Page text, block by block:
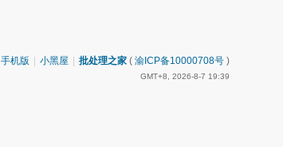
手机版 小黑屋 批处理之家 ( 渝ICP备10000708号 )
GMT+8, 2026-8-7 19:39